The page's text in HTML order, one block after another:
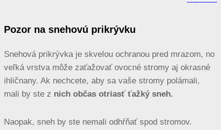
Pozor na snehovú prikrývku
Snehová prikrývka je skvelou ochranou pred mrazom, no
veľká vrstva môže zaťažovať ovocné stromy aj okrasné
ihličnany. Ak nechcete, aby sa vaše stromy polámali,
mali by ste z nich občas otriasť ťažký sneh.
Naopak, sneh by ste nemali odhŕňať spod stromov.